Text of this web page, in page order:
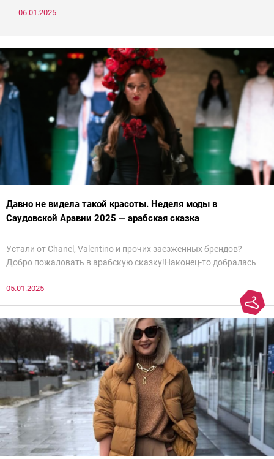
06.01.2025
Давно не видела такой красоты. Неделя моды в
Саудовской Аравии 2025 — арабская сказка
Устали от Chanel, Valentino и прочих заезженных брендов?
Добро пожаловать в арабскую сказку!Наконец-то добралась
все и осталась под глубоким впечатлением. Национальный
колорит Ближнего Востока на современный манер — это
невероятно красиво.Все стереотипы, какие были у меня насчет
арабских дизайнеров, рассеялись как дым. А столько красоты
сегодня сложно увидеть на других известных неделях
мод.Самое интересное сейчас покажу ?
05.01.2025